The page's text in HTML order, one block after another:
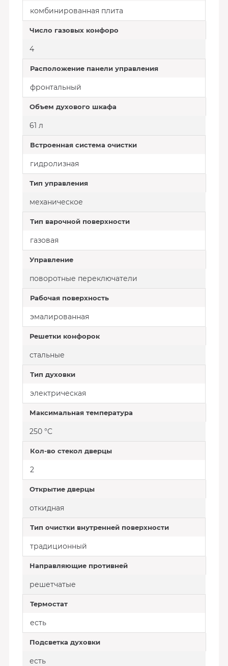
комбинированная плита
Число газовых конфоро
4
Расположение панели управления
фронтальный
Объем духового шкафа
61 л
Встроенная система очистки
гидролизная
Тип управления
механическое
Тип варочной поверхности
газовая
Управление
поворотные переключатели
Рабочая поверхность
эмалированная
Решетки конфорок
стальные
Тип духовки
электрическая
Максимальная температура
250 °C
Кол-во стекол дверцы
2
Открытие дверцы
откидная
Тип очистки внутренней поверхности
традиционный
Направляющие противней
решетчатые
Термостат
есть
Подсветка духовки
есть